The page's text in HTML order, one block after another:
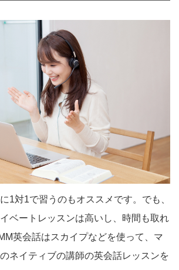
1対1で習うのもオススメです。でも、
ベートレッスンは高いし、時間も取れ
英会話はスカイプなどを使って、マ
ネイティブの講師の英会話レッスンを